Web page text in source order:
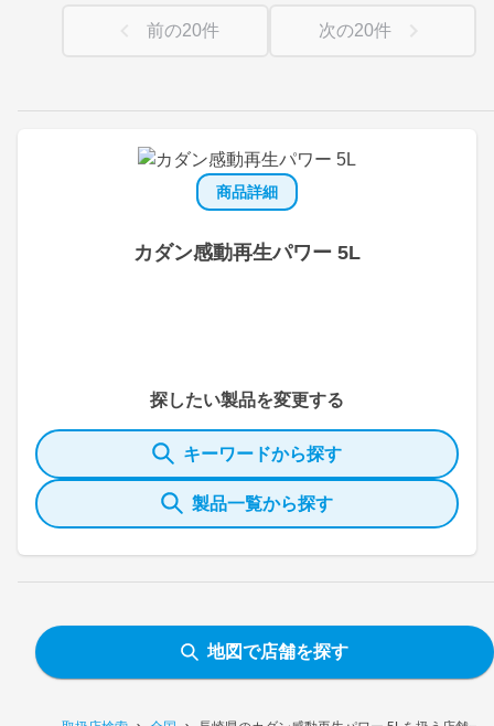
商品詳細
カダン感動再生パワー 5L
探したい製品を変更する
キーワードから探す
製品一覧から探す
前の20件 次の20件
地図で店舗を探す